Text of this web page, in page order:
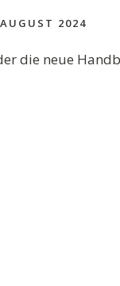
2024
die neue